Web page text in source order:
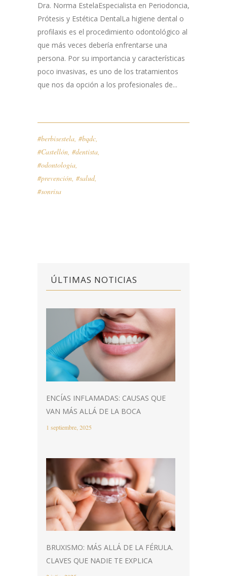
Dra. Norma EstelaEspecialista en Periodoncia,
Prótesis y Estética DentalLa higiene dental o
profilaxis es el procedimiento odontológico al
que más veces debería enfrentarse una
persona. Por su importancia y características
poco invasivas, es uno de los tratamientos
que nos da opción a los profesionales de...
#berbisestela, #bqdc,
#Castellón, #dentista,
#odontologia,
#prevención, #salud,
#sonrisa
ÚLTIMAS NOTICIAS
ENCÍAS INFLAMADAS: CAUSAS QUE
VAN MÁS ALLÁ DE LA BOCA
1 septiembre, 2025
BRUXISMO: MÁS ALLÁ DE LA FÉRULA.
CLAVES QUE NADIE TE EXPLICA